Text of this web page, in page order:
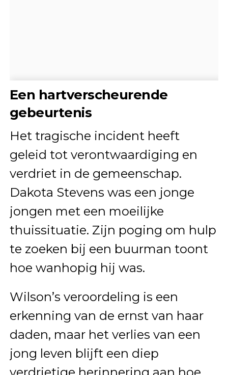
Een hartverscheurende
gebeurtenis
Het tragische incident heeft
geleid tot verontwaardiging en
verdriet in de gemeenschap.
Dakota Stevens was een jonge
jongen met een moeilijke
thuissituatie. Zijn poging om hulp
te zoeken bij een buurman toont
hoe wanhopig hij was.
Wilson’s veroordeling is een
erkenning van de ernst van haar
daden, maar het verlies van een
jong leven blijft een diep